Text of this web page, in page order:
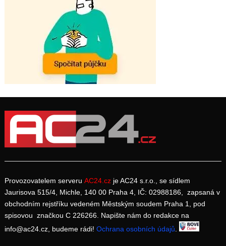
Provozovatelem serveru AC24.cz je AC24 s.r.o., se sídlem
Jaurisova 515/4, Michle, 140 00 Praha 4, IČ: 02988186, zapsaná v
obchodním rejstříku vedeném Městským soudem Praha 1, pod
spisovou značkou C 226266. Napište nám do redakce na
info@ac24.cz, budeme rádi! Ochrana osobních údajů.